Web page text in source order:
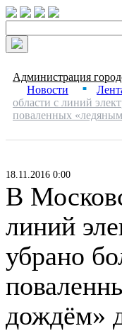
Администрация
Новости ■
области с линий
поваленных
18.11.2016 0:00
В
линий
убрано
дождём»